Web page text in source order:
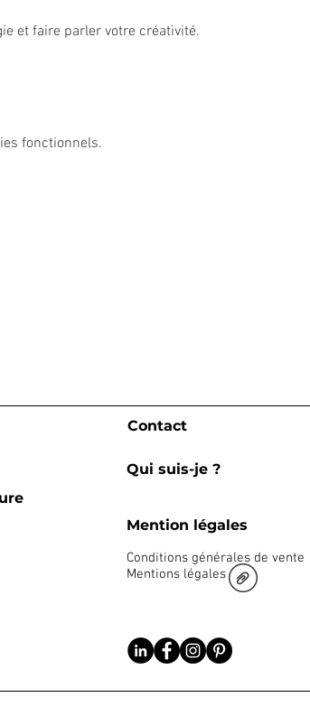
et faire parler votre créativité.
fonctionnels.
Contact
Qui suis-je ?
Mention légales
Conditions générales de vente
Mentions légales